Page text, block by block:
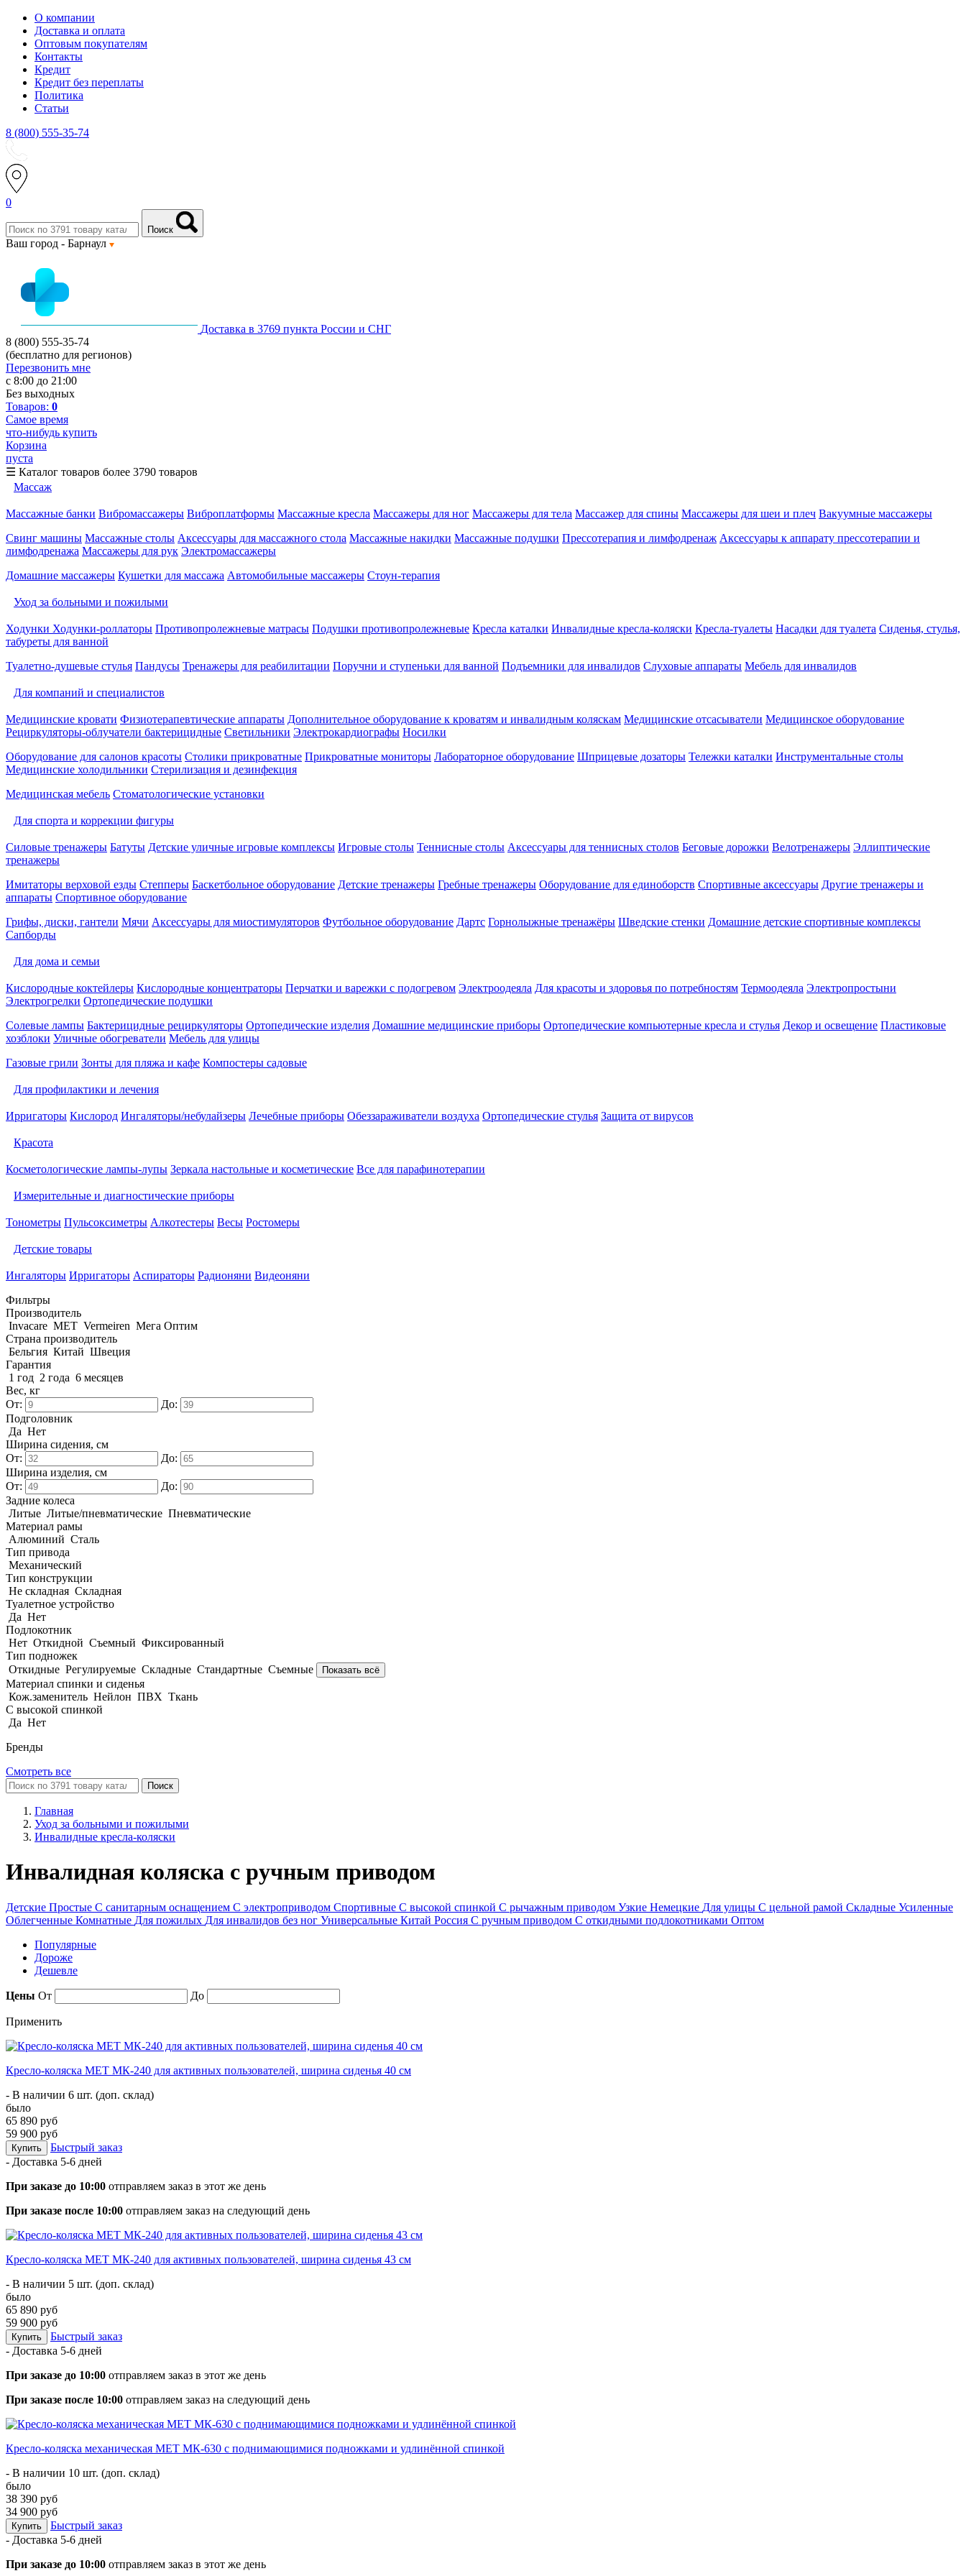
О компании
Доставка и оплата
Оптовым покупателям
Контакты
Кредит
Кредит без переплаты
Политика
Статьи
8 (800) 555-35-74
0
Поиск
Ваш город - Барнаул
Доставка в 3769 пункта России и СНГ
8 (800) 555-35-74
(бесплатно для регионов)
Перезвонить мне
с 8:00 до 21:00
Без выходных
Товаров: 0
Самое время
что-нибудь купить
Корзина
пуста
☰ Каталог товаров более 3790 товаров
Массаж
Массажные банки Вибромассажеры Виброплатформы Массажные кресла Массажеры для ног Массажеры для тела Массажер для спины Массажеры для шеи и плеч Вакуумные массажеры
Свинг машины Массажные столы Аксессуары для массажного стола Массажные накидки Массажные подушки Прессотерапия и лимфодренаж Аксессуары к аппарату прессотерапии и
лимфодренажа Массажеры для рук Электромассажеры
Домашние массажеры Кушетки для массажа Автомобильные массажеры Стоун-терапия
Уход за больными и пожилыми
Ходунки Ходунки-роллаторы Противопролежневые матрасы Подушки противопролежневые Кресла каталки Инвалидные кресла-коляски Кресла-туалеты Насадки для туалета Сиденья, стулья,
табуреты для ванной
Туалетно-душевые стулья Пандусы Тренажеры для реабилитации Поручни и ступеньки для ванной Подъемники для инвалидов Слуховые аппараты Мебель для инвалидов
Для компаний и специалистов
Медицинские кровати Физиотерапевтические аппараты Дополнительное оборудование к кроватям и инвалидным коляскам Медицинские отсасыватели Медицинское оборудование
Рециркуляторы-облучатели бактерицидные Светильники Электрокардиографы Носилки
Оборудование для салонов красоты Столики прикроватные Прикроватные мониторы Лабораторное оборудование Шприцевые дозаторы Тележки каталки Инструментальные столы
Медицинские холодильники Стерилизация и дезинфекция
Медицинская мебель Стоматологические установки
Для спорта и коррекции фигуры
Силовые тренажеры Батуты Детские уличные игровые комплексы Игровые столы Теннисные столы Аксессуары для теннисных столов Беговые дорожки Велотренажеры Эллиптические
тренажеры
Имитаторы верховой езды Степперы Баскетбольное оборудование Детские тренажеры Гребные тренажеры Оборудование для единоборств Спортивные аксессуары Другие тренажеры и
аппараты Спортивное оборудование
Грифы, диски, гантели Мячи Аксессуары для миостимуляторов Футбольное оборудование Дартс Горнолыжные тренажёры Шведские стенки Домашние детские спортивные комплексы
Сапборды
Для дома и семьи
Кислородные коктейлеры Кислородные концентраторы Перчатки и варежки с подогревом Электроодеяла Для красоты и здоровья по потребностям Термоодеяла Электропростыни
Электрогрелки Ортопедические подушки
Солевые лампы Бактерицидные рециркуляторы Ортопедические изделия Домашние медицинские приборы Ортопедические компьютерные кресла и стулья Декор и освещение Пластиковые
хозблоки Уличные обогреватели Мебель для улицы
Газовые грили Зонты для пляжа и кафе Компостеры садовые
Для профилактики и лечения
Ирригаторы Кислород Ингаляторы/небулайзеры Лечебные приборы Обеззараживатели воздуха Ортопедические стулья Защита от вирусов
Красота
Косметологические лампы-лупы Зеркала настольные и косметические Все для парафинотерапии
Измерительные и диагностические приборы
Тонометры Пульсоксиметры Алкотестеры Весы Ростомеры
Детские товары
Ингаляторы Ирригаторы Аспираторы Радионяни Видеоняни
Фильтры
Производитель
Invacare MET Vermeiren Мега Оптим
Страна производитель
Бельгия Китай Швеция
Гарантия
1 год 2 года 6 месяцев
Вес, кг
От:
До:
Подголовник
Да Нет
Ширина сидения, см
От:
До:
Ширина изделия, см
От:
До:
Задние колеса
Литые Литые/пневматические Пневматические
Материал рамы
Алюминий Сталь
Тип привода
Механический
Тип конструкции
Не складная Складная
Туалетное устройство
Да Нет
Подлокотник
Нет Откидной Съемный Фиксированный
Тип подножек
Откидные Регулируемые Складные Стандартные Съемные Показать всё
Материал спинки и сиденья
Кож.заменитель Нейлон ПВХ Ткань
С высокой спинкой
Да Нет
Бренды
Смотреть все
Поиск
Главная
Уход за больными и пожилыми
Инвалидные кресла-коляски
Инвалидная коляска с ручным приводом
Детские Простые С санитарным оснащением С электроприводом Спортивные С высокой спинкой С рычажным приводом Узкие Немецкие Для улицы С цельной рамой Складные Усиленные
Облегченные Комнатные Для пожилых Для инвалидов без ног Универсальные Китай Россия С ручным приводом С откидными подлокотниками Оптом
Популярные
Дороже
Дешевле
Цены От До
Применить
Кресло-коляска МЕТ МК-240 для активных пользователей, ширина сиденья 40 см
- В наличии 6 шт. (доп. склад)
было
65 890 руб
59 900 руб
Купить
Быстрый заказ
- Доставка 5-6 дней
При заказе до 10:00 отправляем заказ в этот же день
При заказе после 10:00 отправляем заказ на следующий день
Кресло-коляска МЕТ МК-240 для активных пользователей, ширина сиденья 43 см
- В наличии 5 шт. (доп. склад)
было
65 890 руб
59 900 руб
Купить
Быстрый заказ
- Доставка 5-6 дней
При заказе до 10:00 отправляем заказ в этот же день
При заказе после 10:00 отправляем заказ на следующий день
Кресло-коляска механическая МЕТ МК-630 c поднимающимися подножками и удлинённой спинкой
- В наличии 10 шт. (доп. склад)
было
38 390 руб
34 900 руб
Купить
Быстрый заказ
- Доставка 5-6 дней
При заказе до 10:00 отправляем заказ в этот же день